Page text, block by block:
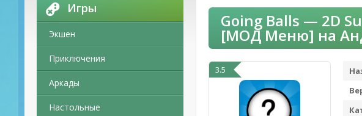
Игры
Экшен
Приключения
Аркады
Настольные
Going Balls — 2D
[МОД Меню] на
3.5